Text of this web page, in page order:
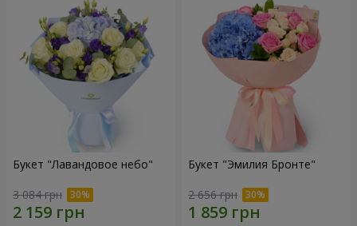
Букет "Лавандовое небо"
3 084 грн
Букет "Эмилия Бронте"
2 656 грн